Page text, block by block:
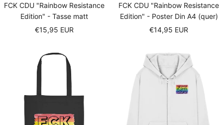
FCK CDU "Rainbow Resistance
Edition" - Tasse matt
Sale
€15,95 EUR
FCK CDU "Rainbow Resistance
Edition" - Poster Din A4 (quer)
Sale
€14,95 EUR